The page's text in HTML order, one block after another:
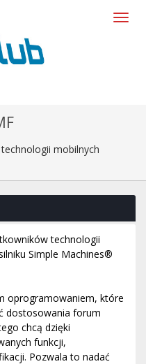
mobilnych
technologii
Simple Machines®
oprogramowaniem, które
dostosowania forum
chcą dzięki
funkcji,
Pozwala to nadać